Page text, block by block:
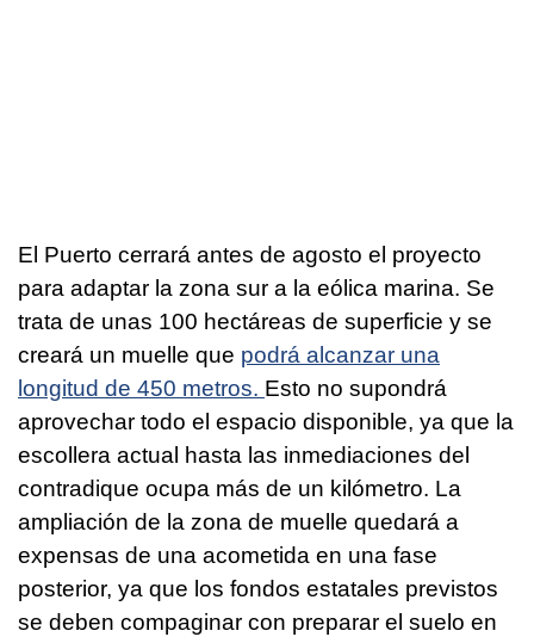
El Puerto cerrará antes de agosto el proyecto
para adaptar la zona sur a la eólica marina. Se
trata de unas 100 hectáreas de superficie y se
creará un muelle que podrá alcanzar una
longitud de 450 metros. Esto no supondrá
aprovechar todo el espacio disponible, ya que la
escollera actual hasta las inmediaciones del
contradique ocupa más de un kilómetro. La
ampliación de la zona de muelle quedará a
expensas de una acometida en una fase
posterior, ya que los fondos estatales previstos
se deben compaginar con preparar el suelo en